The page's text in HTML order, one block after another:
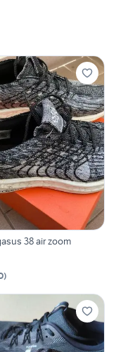
38 air zoom
)